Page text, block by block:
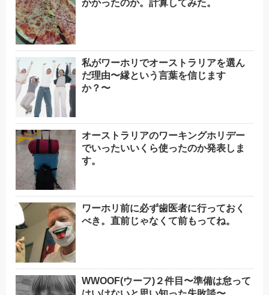
かかったのか。計算してみた。
私がワーホリでオーストラリアを選ん
だ理由〜縁という言葉を信じます
か？〜
オーストラリアのワーキングホリデー
でいったいいくら使ったのか発表しま
す。
ワーホリ前に必ず歯医者に行っておく
べき。直前じゃなくて前もってね。
WWOOF(ウーフ)２件目〜準備は怠って